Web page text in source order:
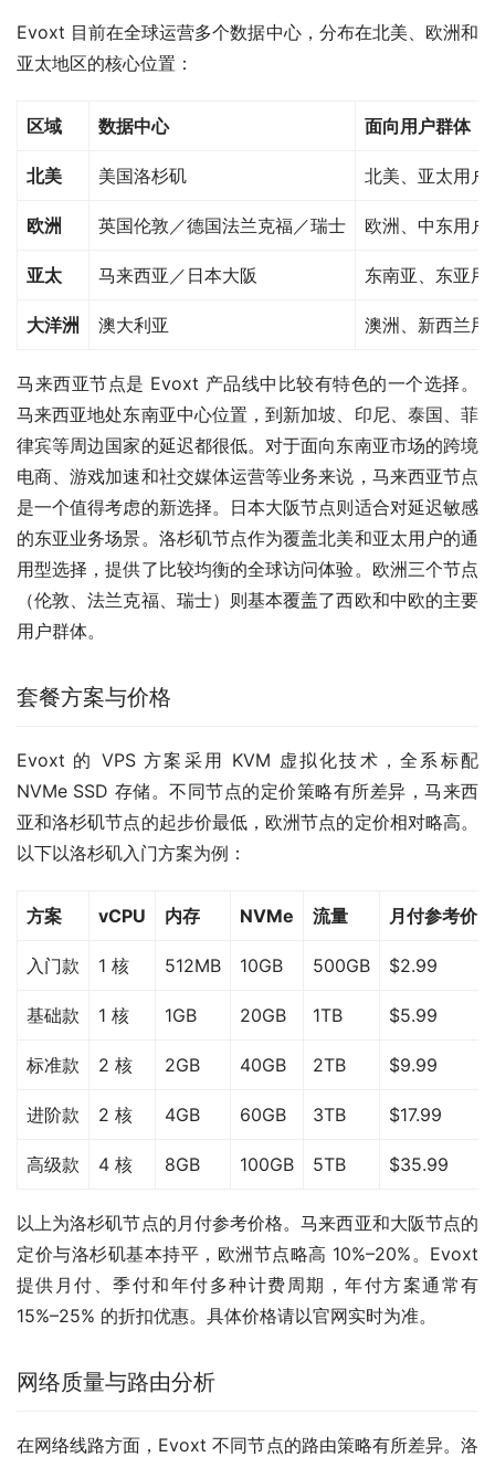
Evoxt 目前在全球运营多个数据中心，分布在北美、欧洲和
亚太地区的核心位置：
区域 数据中心 面向用户群体
北美 美国洛杉矶 北美、亚太用户
欧洲 英国伦敦／德国法兰克福／瑞士 欧洲、中东用户
亚太 马来西亚／日本大阪 东南亚、东亚用
大洋洲 澳大利亚 澳洲、新西兰用
马来西亚节点是 Evoxt 产品线中比较有特色的一个选择。
马来西亚地处东南亚中心位置，到新加坡、印尼、泰国、菲
律宾等周边国家的延迟都很低。对于面向东南亚市场的跨境
电商、游戏加速和社交媒体运营等业务来说，马来西亚节点
是一个值得考虑的新选择。日本大阪节点则适合对延迟敏感
的东亚业务场景。洛杉矶节点作为覆盖北美和亚太用户的通
用型选择，提供了比较均衡的全球访问体验。欧洲三个节点
（伦敦、法兰克福、瑞士）则基本覆盖了西欧和中欧的主要
用户群体。
套餐方案与价格
Evoxt 的 VPS 方案采用 KVM 虚拟化技术，全系标配
NVMe SSD 存储。不同节点的定价策略有所差异，马来西
亚和洛杉矶节点的起步价最低，欧洲节点的定价相对略高。
以下以洛杉矶入门方案为例：
方案 vCPU 内存 NVMe 流量 月付参考价
入门款 1 核 512MB 10GB 500GB $2.99
基础款 1 核 1GB 20GB 1TB $5.99
标准款 2 核 2GB 40GB 2TB $9.99
进阶款 2 核 4GB 60GB 3TB $17.99
高级款 4 核 8GB 100GB 5TB $35.99
以上为洛杉矶节点的月付参考价格。马来西亚和大阪节点的
定价与洛杉矶基本持平，欧洲节点略高 10%–20%。Evoxt
提供月付、季付和年付多种计费周期，年付方案通常有
15%–25% 的折扣优惠。具体价格请以官网实时为准。
网络质量与路由分析
在网络线路方面，Evoxt 不同节点的路由策略有所差异。洛